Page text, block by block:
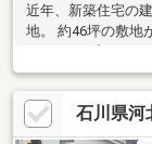
近年、新築住宅の
地。 約46坪の敷地
せます！ プライベ
石川県河